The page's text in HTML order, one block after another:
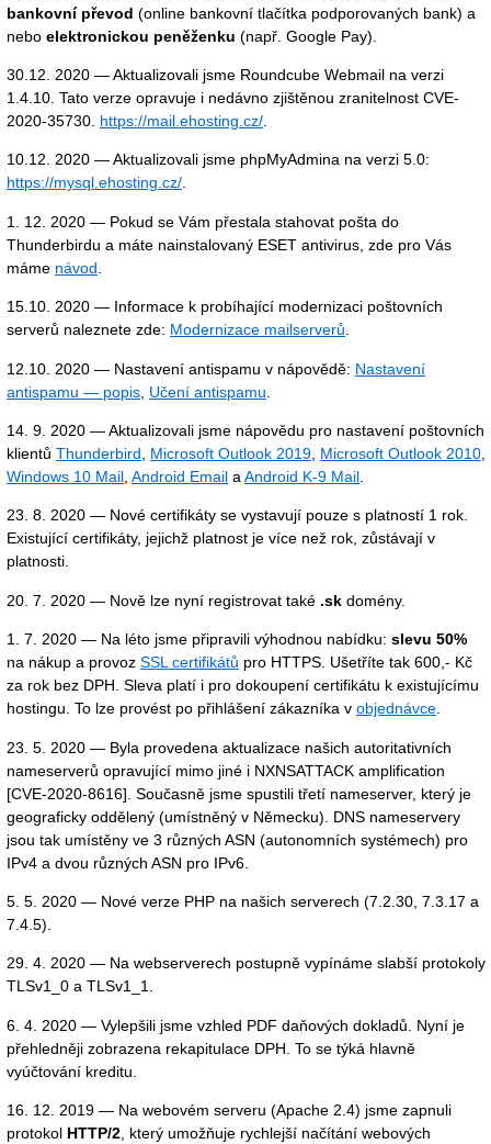
bankovní převod (online bankovní tlačítka podporovaných bank) a
nebo elektronickou peněženku (např. Google Pay).
30.12. 2020 — Aktualizovali jsme Roundcube Webmail na verzi
1.4.10. Tato verze opravuje i nedávno zjištěnou zranitelnost CVE-
2020-35730. https://mail.ehosting.cz/
10.12. 2020 — Aktualizovali jsme phpMyAdmina na verzi 5.0:
https://mysql.ehosting.cz/.
1. 12. 2020 — Pokud se Vám přestala stahovat pošta do
Thunderbirdu a máte nainstalovaný ESET antivirus, zde pro Vás
máme návod
15.10. 2020 — Informace k probíhající modernizaci poštovních
serverů naleznete zde: Modernizace mailserverů.
12.10. 2020 — Nastavení antispamu v nápovědě: Nastavení
antispamu — popis Učení antispamu
14. 9. 2020 — Aktualizovali jsme nápovědu pro nastavení poštovních
klientů Thunderbird Microsoft Outlook 2019 Microsoft Outlook 2010
Windows 10 Mail Android Email a Android K-9 Mail
23. 8. 2020 — Nové certifikáty se vystavují pouze s platností 1 rok.
Existující certifikáty, jejichž platnost je více než rok, zůstávají v
platnosti.
20. 7. 2020 — Nově lze nyní registrovat také .sk domény.
1. 7. 2020 — Na léto jsme připravili výhodnou nabídku: slevu 50%
na nákup a provoz SSL certifikátů pro HTTPS. Ušetříte tak 600,- Kč
za rok bez DPH. Sleva platí i pro dokoupení certifikátu k existujícímu
hostingu. To lze provést po přihlášení zákazníka v objednávce.
23. 5. 2020 — Byla provedena aktualizace našich autoritativních
nameserverů opravující mimo jiné i NXNSATTACK amplification
[CVE-2020-8616]. Současně jsme spustili třetí nameserver, který je
geograficky oddělený (umístněný v Německu). DNS nameservery
jsou tak umístěny ve 3 různých ASN (autonomních systémech) pro
IPv4 a dvou různých ASN pro IPv6.
5. 5. 2020 — Nové verze PHP na našich serverech (7.2.30, 7.3.17 a
7.4.5).
29. 4. 2020 — Na webserverech postupně vypínáme slabší protokoly
TLSv1_0 a TLSv1_1.
6. 4. 2020 — Vylepšili jsme vzhled PDF daňových dokladů. Nyní je
přehledněji zobrazena rekapitulace DPH. To se týká hlavně
vyúčtování kreditu.
16. 12. 2019 — Na webovém serveru (Apache 2.4) jsme zapnuli
protokol HTTP/2 , který umožňuje rychlejší načítání webových